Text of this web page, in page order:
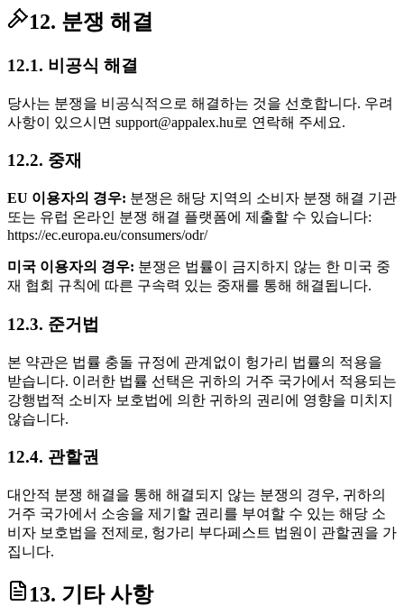
12. 분쟁 해결
12.1. 비공식 해결
당사는 분쟁을 비공식적으로 해결하는 것을 선호합니다. 우려
사항이 있으시면 support@appalex.hu로 연락해 주세요.
12.2. 중재
EU 이용자의 경우: 분쟁은 해당 지역의 소비자 분쟁 해결 기관
또는 유럽 온라인 분쟁 해결 플랫폼에 제출할 수 있습니다:
https://ec.europa.eu/consumers/odr/
미국 이용자의 경우: 분쟁은 법률이 금지하지 않는 한 미국 중
재 협회 규칙에 따른 구속력 있는 중재를 통해 해결됩니다.
12.3. 준거법
본 약관은 법률 충돌 규정에 관계없이 헝가리 법률의 적용을
받습니다. 이러한 법률 선택은 귀하의 거주 국가에서 적용되는
강행법적 소비자 보호법에 의한 귀하의 권리에 영향을 미치지
않습니다.
12.4. 관할권
대안적 분쟁 해결을 통해 해결되지 않는 분쟁의 경우, 귀하의
거주 국가에서 소송을 제기할 권리를 부여할 수 있는 해당 소
비자 보호법을 전제로, 헝가리 부다페스트 법원이 관할권을 가
집니다.
13. 기타 사항